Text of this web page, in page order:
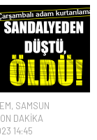
, SAMSUN
DAKİKA
14:45